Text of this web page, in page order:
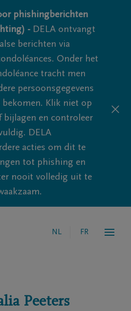
phishingberichten
- DELA ontvangt
berichten via
Onder het
tracht men
persoonsgegevens
Klik niet op
bijlagen en controleer
DELA
acties om dit te
tot phishing en
nooit volledig uit te
NL FR
Peeters